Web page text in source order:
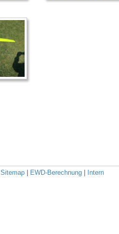
Sitemap EWD-Berechnung Intern